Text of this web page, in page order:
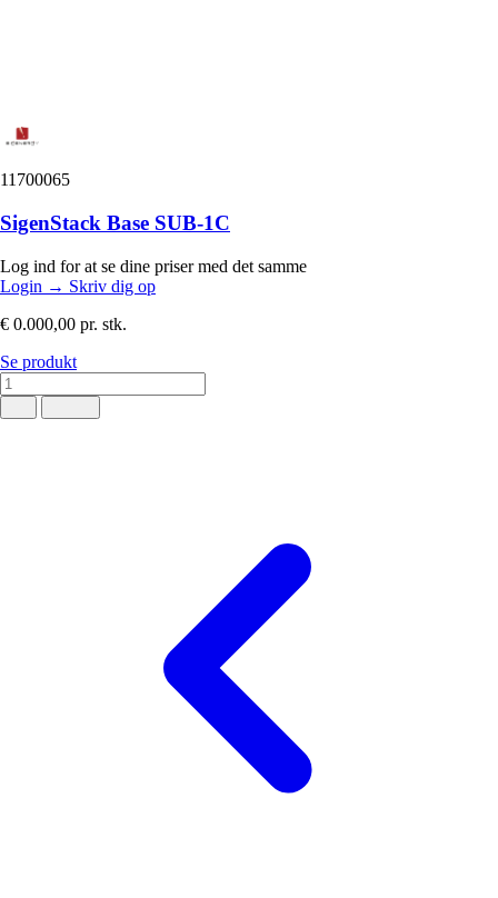
11700065
SigenStack Base SUB-1C
Log ind for at se dine priser med det samme
Login → Skriv dig op
€ 0.000,00 pr. stk.
Se produkt